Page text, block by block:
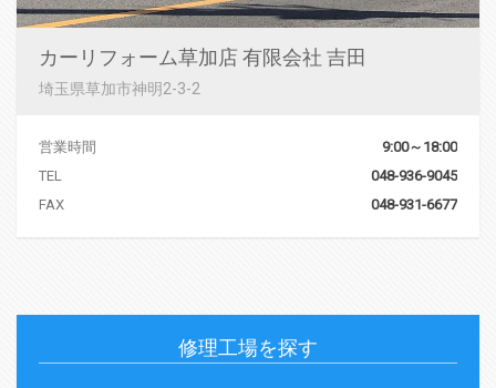
カーリフォーム草加店 有限会社 吉田
埼玉県草加市神明2-3-2
営業時間
9:00～18:00
TEL
048-936-9045
FAX
048-931-6677
修理工場を探す